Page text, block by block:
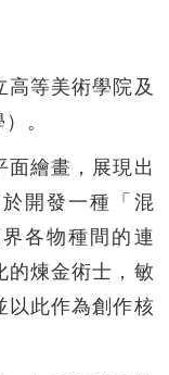
等美術學院及
。
面繪畫，展現出
開發一種「混
各物種間的連
的煉金術士，敏
以此作為創作核